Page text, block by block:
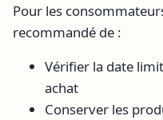
Pour les
recommandé de :
Vérifier la date
achat
Conserver les